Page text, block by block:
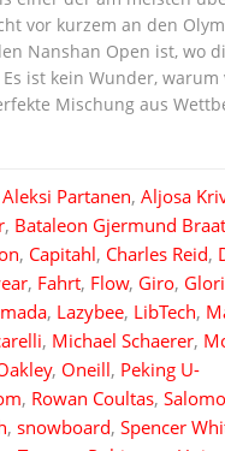
vor kurzem an den
Nanshan Open ist, wo
ist kein Wunder, warum
Mischung aus
Aleksi Partanen, Aljosa
, Bataleon Gjermund
, Capitahl, Charles Reid,
, Fahrt, Flow, Giro,
, Lazybee, LibTech,
, Michael Schaerer,
, Oneill, Peking U-
, Rowan Coultas,
, snowboard, Spencer